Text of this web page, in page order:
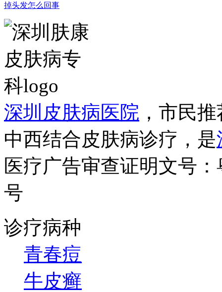
掉头发怎么回事
深圳皮肤病医院 ，市民
中西结合皮肤病诊疗，是
医疗广告审查证明文号
号
诊疗病种
青春痘
牛皮癣